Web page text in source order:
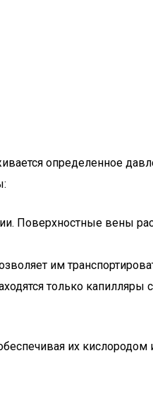
определенное
Поверхностные вены
им
только капилляры
их